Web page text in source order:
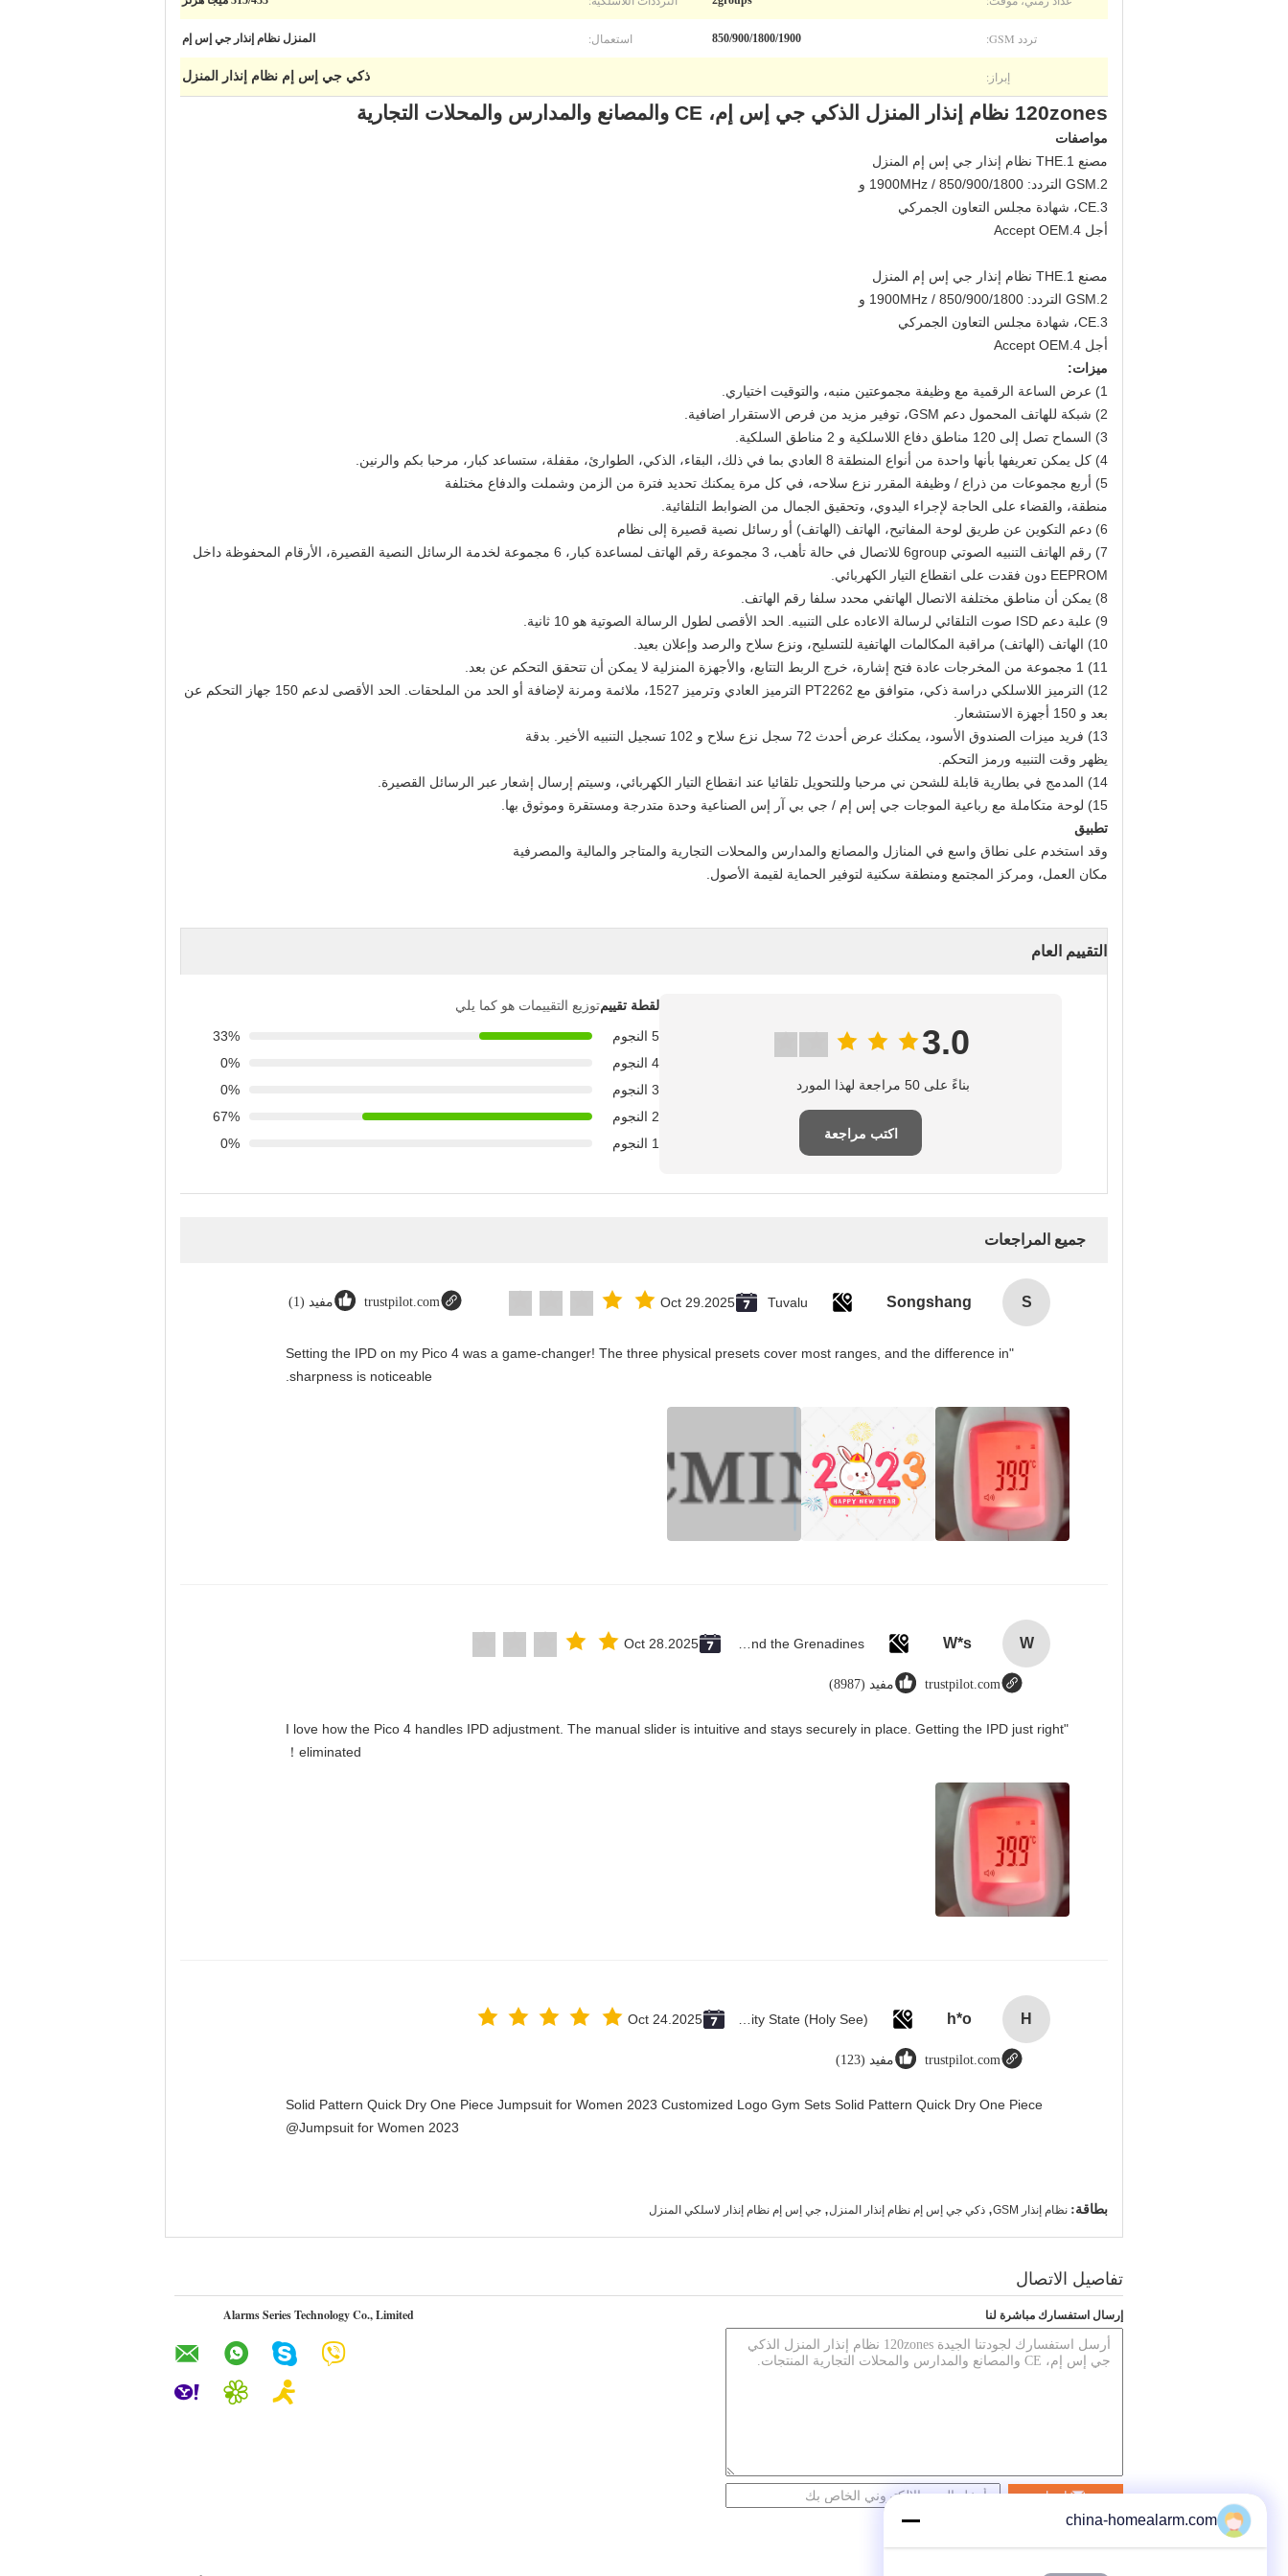
تردد GSM: 850/900/1800/1900 استعمال: المنزل نظام إنذار جي إس إم
إبراز: ذكي جي إس إم نظام إنذار المنزل
120zones نظام إنذار المنزل الذكي جي إس إم، CE والمصانع والمدارس والمحلات التجارية
مواصفات
مصنع 1.THE نظام إنذار جي إس إم المنزل
2.GSM التردد: 850/900/1800 / 1900MHz و
3.CE، شهادة مجلس التعاون الجمركي
أجل 4.Accept OEM
مصنع 1.THE نظام إنذار جي إس إم المنزل
2.GSM التردد: 850/900/1800 / 1900MHz و
3.CE، شهادة مجلس التعاون الجمركي
أجل 4.Accept OEM
ميزات:
1) عرض الساعة الرقمية مع وظيفة مجموعتين منبه، والتوقيت اختياري.
2) شبكة للهاتف المحمول دعم GSM، توفير مزيد من فرص الاستقرار اضافية.
3) السماح تصل إلى 120 مناطق دفاع اللاسلكية و 2 مناطق السلكية.
4) كل يمكن تعريفها بأنها واحدة من أنواع المنطقة 8 العادي بما في ذلك، البقاء، الذكي، الطوارئ، مقفلة، ستساعد كبار، مرحبا بكم والرنين.
5) أربع مجموعات من ذراع / وظيفة المقرر نزع سلاحه، في كل مرة يمكنك تحديد فترة من الزمن وشملت والدفاع مختلفة
منطقة، والقضاء على الحاجة لإجراء اليدوي، وتحقيق الجمال من الضوابط التلقائية.
6) دعم التكوين عن طريق لوحة المفاتيح، الهاتف (الهاتف) أو رسائل نصية قصيرة إلى نظام
7) رقم الهاتف التنبيه الصوتي 6group للاتصال في حالة تأهب، 3 مجموعة رقم الهاتف لمساعدة كبار، 6 مجموعة لخدمة الرسائل النصية القصيرة، الأرقام المحفوظة داخل
EEPROM دون فقدت على انقطاع التيار الكهربائي.
8) يمكن أن مناطق مختلفة الاتصال الهاتفي محدد سلفا رقم الهاتف.
9) علبة دعم ISD صوت التلقائي لرسالة الاعاده على التنبيه.
الحد الأقصى لطول الرسالة الصوتية هو 10 ثانية.
10) الهاتف (الهاتف) مراقبة المكالمات الهاتفية للتسليح، ونزع سلاح والرصد وإعلان بعيد.
11) 1 مجموعة من المخرجات عادة فتح إشارة، خرج الربط التتابع، والأجهزة المنزلية لا يمكن أن تتحقق التحكم عن بعد.
12) الترميز اللاسلكي دراسة ذكي، متوافق مع PT2262 الترميز العادي وترميز 1527، ملائمة ومرنة لإضافة أو الحد من الملحقات.
الحد الأقصى لدعم 150 جهاز التحكم عن
بعد و 150 أجهزة الاستشعار.
13) فريد ميزات الصندوق الأسود، يمكنك عرض أحدث 72 سجل نزع سلاح و 102 تسجيل التنبيه الأخير.
بدقة
يظهر وقت التنبيه ورمز التحكم.
14) المدمج في بطارية قابلة للشحن ني مرحبا وللتحويل تلقائيا عند انقطاع التيار الكهربائي، وسيتم إرسال إشعار عبر الرسائل القصيرة.
15) لوحة متكاملة مع رباعية الموجات جي إس إم / جي بي آر إس الصناعية وحدة متدرجة ومستقرة وموثوق بها.
تطبيق
وقد استخدم على نطاق واسع في المنازل والمصانع والمدارس والمحلات التجارية والمتاجر والمالية والمصرفية
مكان العمل، ومركز المجتمع ومنطقة سكنية لتوفير الحماية لقيمة الأصول.
التقييم العام
3.0
بناءً على 50 مراجعة لهذا المورد
اكتب مراجعة
لقطة تقييمتوزيع التقييمات هو كما يلي
5 النجوم
33%
4 النجوم
0%
3 النجوم
0%
2 النجوم
67%
1 النجوم
0%
جميع المراجعات
S
Songshang
Tuvalu
Oct 29.2025
trustpilot.com مفيد (1)
"Setting the IPD on my Pico 4 was a game-changer! The three physical presets cover most ranges, and the difference in
sharpness is noticeable.
W
W*s
Oct 28.2025
trustpilot.com مفيد (8987)
"I love how the Pico 4 handles IPD adjustment. The manual slider is intuitive and stays securely in place. Getting the IPD just right
eliminated！
H
h*o
Oct 24.2025
trustpilot.com مفيد (123)
Solid Pattern Quick Dry One Piece Jumpsuit for Women 2023 Customized Logo Gym Sets Solid Pattern Quick Dry One Piece
Jumpsuit for Women 2023@
بطاقة: نظام إنذار GSM , ذكي جي إس إم نظام إنذار المنزل, جي إس إم نظام إنذار لاسلكي المنزل
تفاصيل الاتصال
Alarms Series Technology Co., Limited إرسال استفسارك مباشرة لنا
اتصل
china-homealarm.com